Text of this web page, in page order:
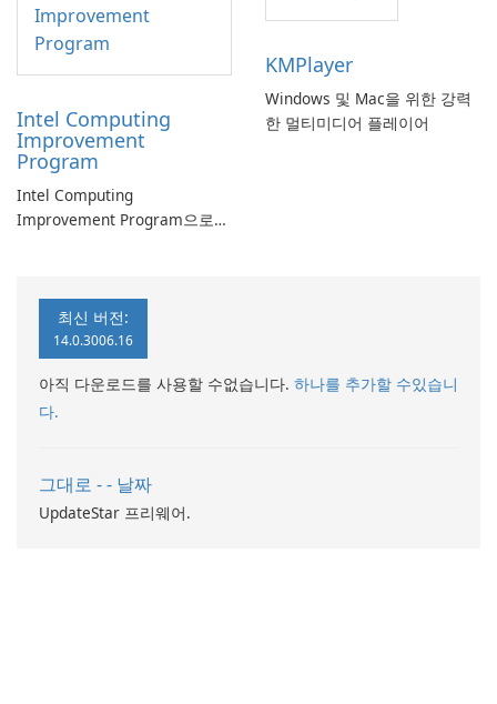
Intel Computing
Improvement
Program
Intel Computing
Improvement Program으로
KMPlayer
Windows 및 Mac을 위한 강력
한 멀티미디어 플레이어
최신 버전:
14.0.3006.16
아직 다운로드를 사용할 수없습니다. 하나를 추가할 수있습니
다.
그대로 - - 날짜
UpdateStar 프리웨어.